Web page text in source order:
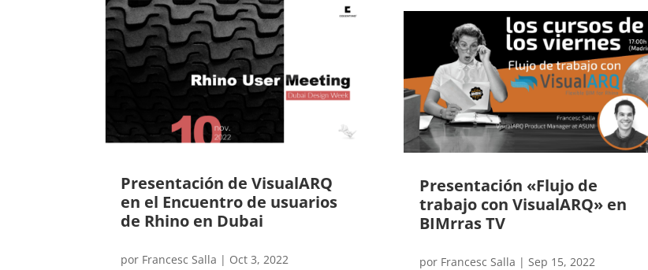
Presentación de VisualARQ
en el Encuentro de usuarios
de Rhino en Dubai
por Francesc Salla | Oct 3, 2022
Presentación «Flujo de
trabajo con VisualARQ» en
BIMrras TV
por Francesc Salla | Sep 15, 2022